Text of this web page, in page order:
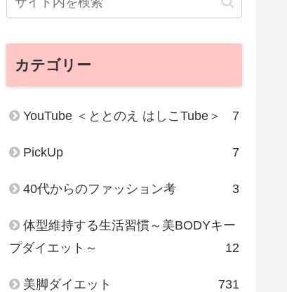
カテゴリー
YouTube ＜ととのえ はしこTube＞ 7
PickUp 7
40代からのファッション考 3
体型維持する生活習慣～美BODYキー
プダイエット～
12
美脚ダイエット 731